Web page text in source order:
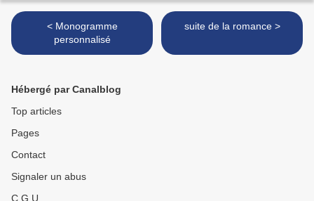
< Monogramme
personnalisé
suite de la romance >
Hébergé par Canalblog
Top articles
Pages
Contact
Signaler un abus
C.G.U.